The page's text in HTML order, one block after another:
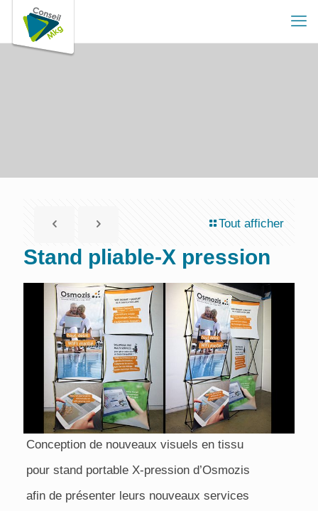
Tout afficher
Stand pliable-X pression
Conception de nouveaux visuels en tissu
pour stand portable X-pression d’Osmozis
afin de présenter leurs nouveaux services